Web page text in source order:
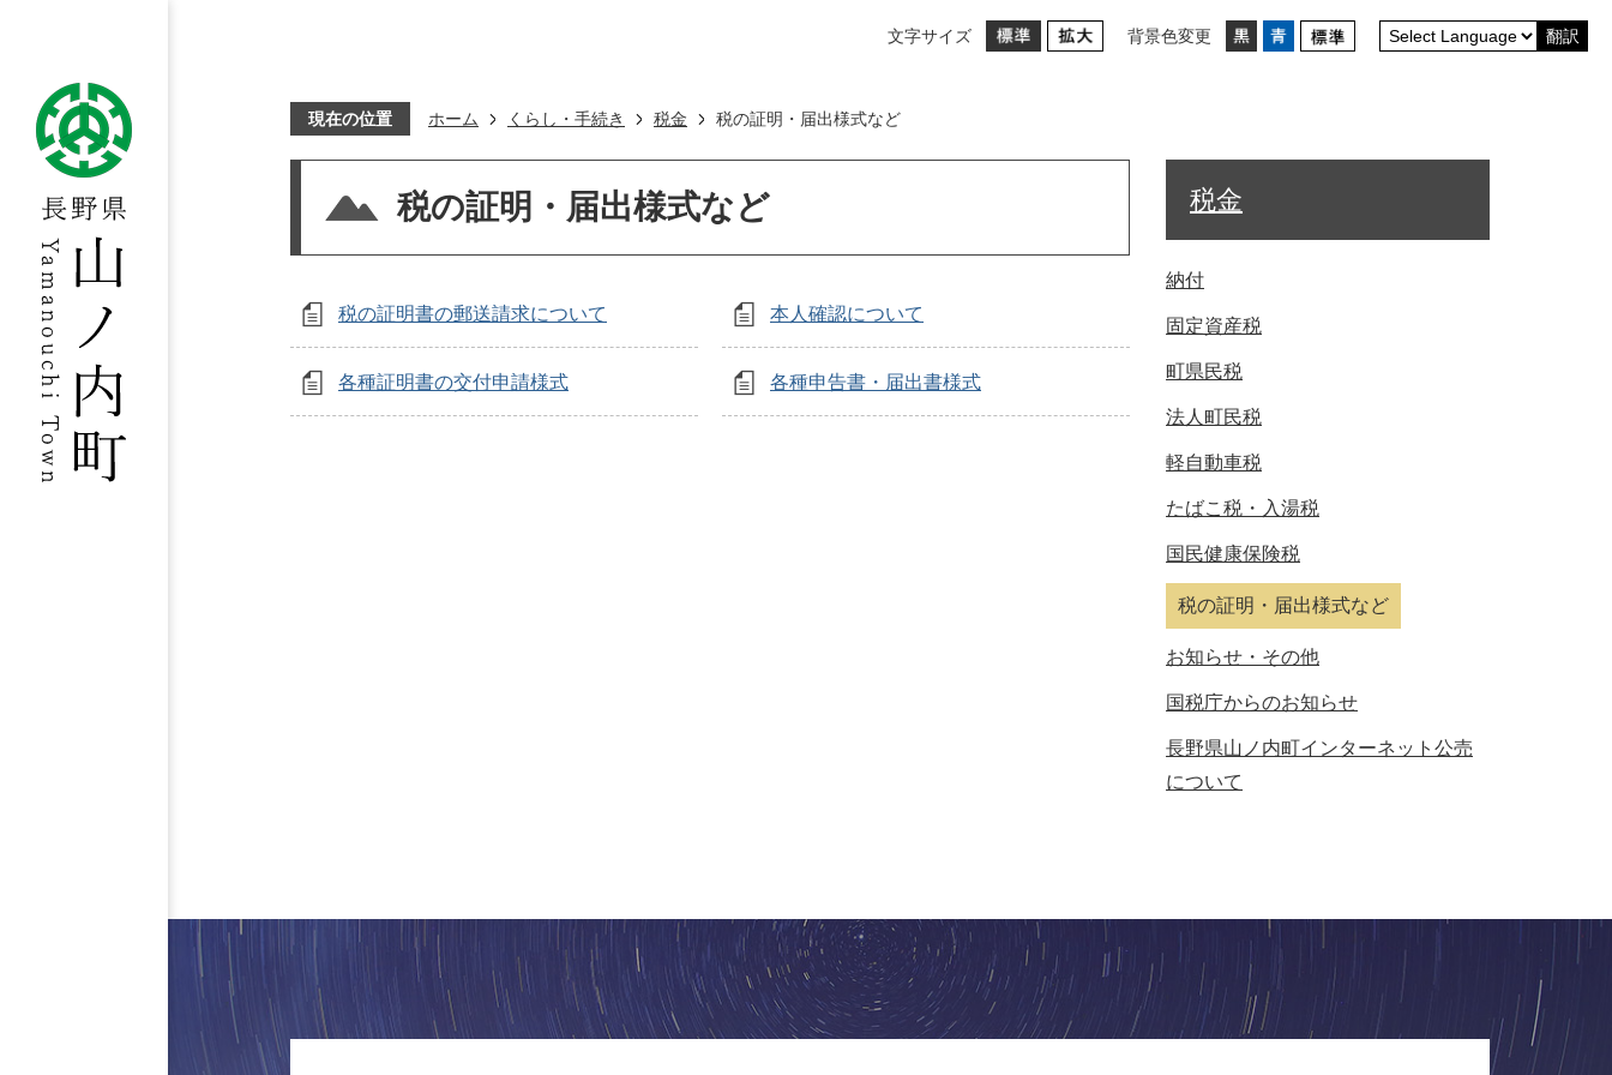
文字サイズ 背景色変更 翻訳
現在の位置 ホーム くらし・手続き 税金 税の証明・届出様式など
税の証明・届出様式など
税の証明書の郵送請求について 本人確認について
各種証明書の交付申請様式 各種申告書・届出書様式
税金
納付
固定資産税
町県民税
法人町民税
軽自動車税
たばこ税・入湯税
国民健康保険税
税の証明・届出様式など
お知らせ・その他
国税庁からのお知らせ
長野県山ノ内町インターネット公売
について